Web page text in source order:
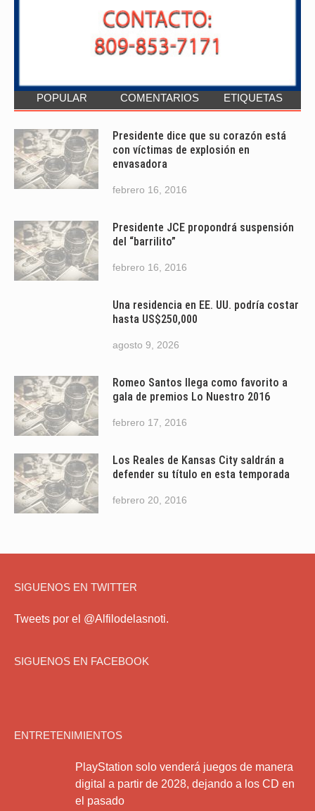
POPULAR COMENTARIOS ETIQUETAS
Presidente dice que su corazón está
con víctimas de explosión en
envasadora
febrero 16, 2016
Presidente JCE propondrá suspensión
del “barrilito”
febrero 16, 2016
Una residencia en EE. UU. podría costar
hasta US$250,000
agosto 9, 2026
Romeo Santos llega como favorito a
gala de premios Lo Nuestro 2016
febrero 17, 2016
Los Reales de Kansas City saldrán a
defender su título en esta temporada
febrero 20, 2016
SIGUENOS EN TWITTER
Tweets por el @Alfilodelasnoti.
SIGUENOS EN FACEBOOK
ENTRETENIMIENTOS
PlayStation solo venderá juegos de manera
digital a partir de 2028, dejando a los CD en
el pasado